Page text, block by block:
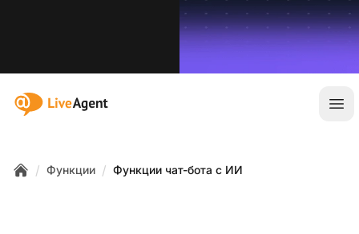
:site.title
/ Функции / Функции чат-бота с ИИ